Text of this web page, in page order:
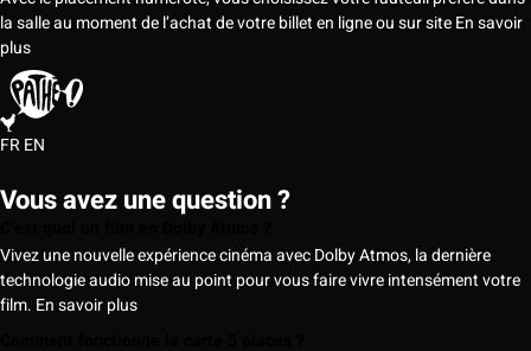
la salle au moment de l’achat de votre billet en ligne ou sur siteEn savoir
plus
FREN
Vous avez une question ?
Vivez une nouvelle expérience cinéma avec Dolby Atmos, la dernière
technologie audio mise au point pour vous faire vivre intensément votre
film. En savoir plus